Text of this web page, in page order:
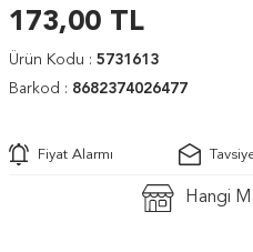
173,00 TL
Ürün Kodu : 5731613
Barkod : 8682374026477
Fiyat Alarmı
Hangi